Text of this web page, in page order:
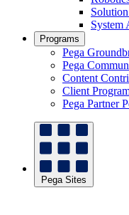
System
Programs
Pega
Pega
Content
Client
Pega Partner
Pega Sites